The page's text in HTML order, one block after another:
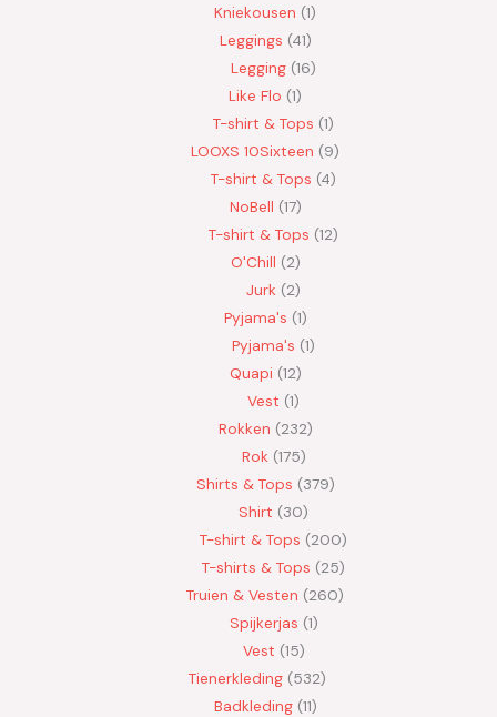
Kniekousen 1
Leggings 41
Legging 16
Like Flo 1
T-shirt & Tops 1
LOOXS 10Sixteen
9
T-shirt & Tops 4
NoBell 17
T-shirt & Tops 12
O'Chill 2
Jurk
2
Pyjama's 1
Pyjama's 1
Quapi 12
Vest 1
Rokken 232
Rok 175
Shirts & Tops 379
Shirt
30
T-shirt & Tops
200
T-shirts & Tops
25
Truien & Vesten
260
Spijkerjas 1
Vest 15
Tienerkleding 532
Badkleding 11